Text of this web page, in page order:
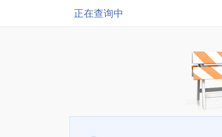
正在查询中